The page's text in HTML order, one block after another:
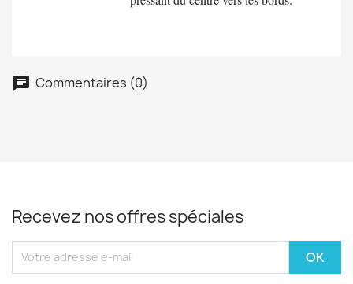
chat Commentaires (0)
Recevez nos offres spéciales